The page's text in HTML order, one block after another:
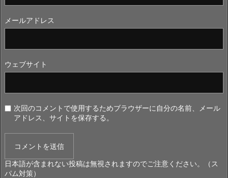
メールアドレス
ウェブサイト
次回のコメントで使用するためブラウザーに自分の名前、メール
アドレス、サイトを保存する。
日本語が含まれない投稿は無視されますのでご注意ください。（ス
パム対策）